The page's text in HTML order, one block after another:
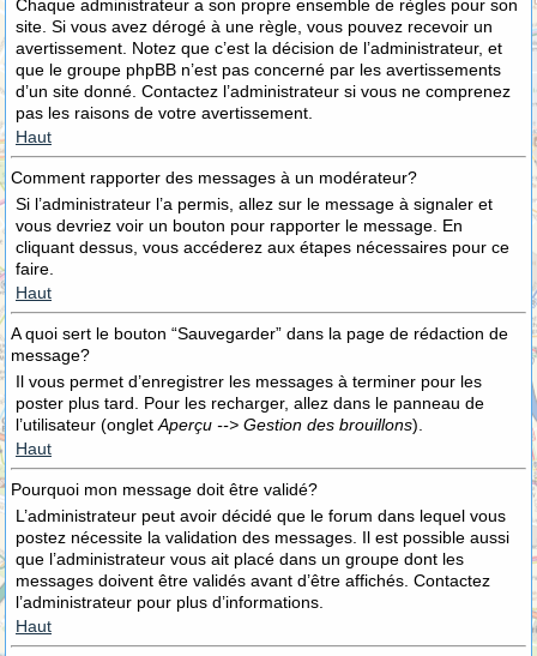
Chaque administrateur a son propre ensemble de règles pour son
site. Si vous avez dérogé à une règle, vous pouvez recevoir un
avertissement. Notez que c’est la décision de l’administrateur, et
que le groupe phpBB n’est pas concerné par les avertissements
d’un site donné. Contactez l’administrateur si vous ne comprenez
pas les raisons de votre avertissement.
Haut
Comment rapporter des messages à un modérateur?
Si l’administrateur l’a permis, allez sur le message à signaler et
vous devriez voir un bouton pour rapporter le message. En
cliquant dessus, vous accéderez aux étapes nécessaires pour ce
faire.
Haut
A quoi sert le bouton “Sauvegarder” dans la page de rédaction de
message?
Il vous permet d’enregistrer les messages à terminer pour les
poster plus tard. Pour les recharger, allez dans le panneau de
l’utilisateur (onglet Aperçu --> Gestion des brouillons).
Haut
Pourquoi mon message doit être validé?
L’administrateur peut avoir décidé que le forum dans lequel vous
postez nécessite la validation des messages. Il est possible aussi
que l’administrateur vous ait placé dans un groupe dont les
messages doivent être validés avant d’être affichés. Contactez
l’administrateur pour plus d’informations.
Haut